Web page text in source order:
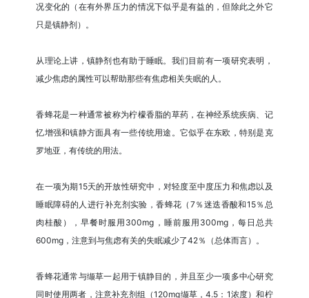
况变化的（在有外界压力的情况下似乎是有益的，但除此之外它
只是镇静剂）。
从理论上讲，镇静剂也有助于睡眠。我们目前有一项研究表明，
减少焦虑的属性可以帮助那些有焦虑相关失眠的人。
香蜂花是一种通常被称为柠檬香脂的草药，在神经系统疾病、记
忆增强和镇静方面具有一些传统用途。它似乎在东欧，特别是克
罗地亚，有传统的用法。
在一项为期15天的开放性研究中，对轻度至中度压力和焦虑以及
睡眠障碍的人进行补充剂实验，香蜂花（7％迷迭香酸和15％总
肉桂酸），早餐时服用300mg，睡前服用300mg，每日总共
600mg，注意到与焦虑有关的失眠减少了42％（总体而言）。
香蜂花通常与缬草一起用于镇静目的，并且至少一项多中心研究
同时使用两者，注意补充剂组（120mg缬草，4.5：1浓度）和柠